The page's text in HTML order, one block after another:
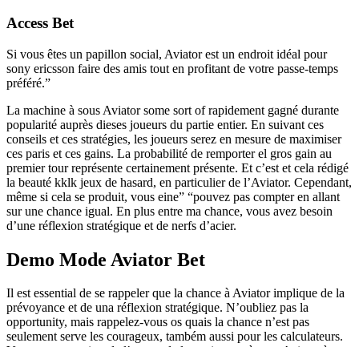
Access Bet
Si vous êtes un papillon social, Aviator est un endroit idéal pour
sony ericsson faire des amis tout en profitant de votre passe-temps
préféré.”
La machine à sous Aviator some sort of rapidement gagné durante
popularité auprès dieses joueurs du partie entier. En suivant ces
conseils et ces stratégies, les joueurs serez en mesure de maximiser
ces paris et ces gains. La probabilité de remporter el gros gain au
premier tour représente certainement présente. Et c’est et cela rédigé
la beauté kklk jeux de hasard, en particulier de l’Aviator. Cependant,
même si cela se produit, vous eine” “pouvez pas compter en allant
sur une chance igual. En plus entre ma chance, vous avez besoin
d’une réflexion stratégique et de nerfs d’acier.
Demo Mode Aviator Bet
Il est essential de se rappeler que la chance à Aviator implique de la
prévoyance et de una réflexion stratégique. N’oubliez pas la
opportunity, mais rappelez-vous os quais la chance n’est pas
seulement serve les courageux, também aussi pour les calculateurs.